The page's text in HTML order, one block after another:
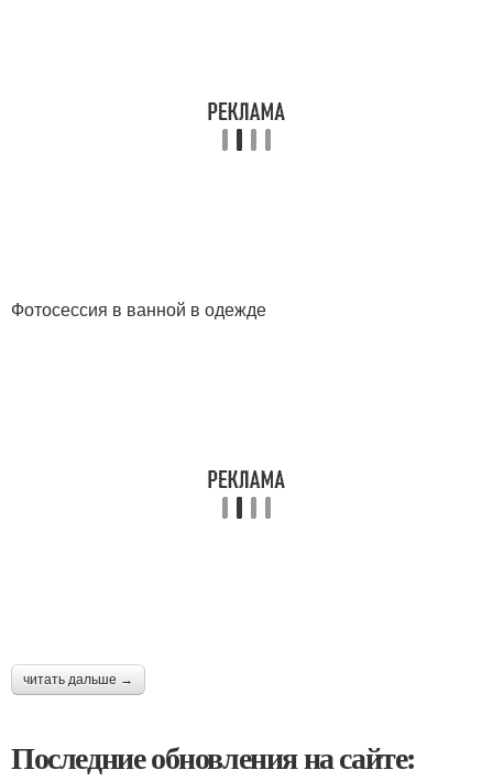
Фотосессия в ванной в одежде
читать дальше →
Последние обновления на сайте: